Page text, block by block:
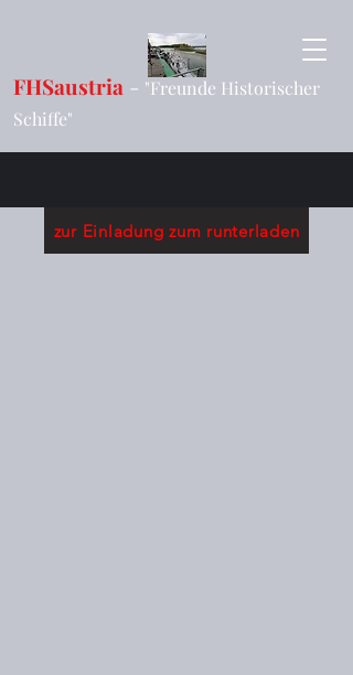
FHSaustria - "Freunde Historischer
Schiffe"
zur Einladung zum runterladen